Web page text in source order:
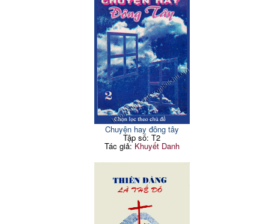
Chuyện hay đông tây
Tập số: T2
Tác giả: Khuyết Danh